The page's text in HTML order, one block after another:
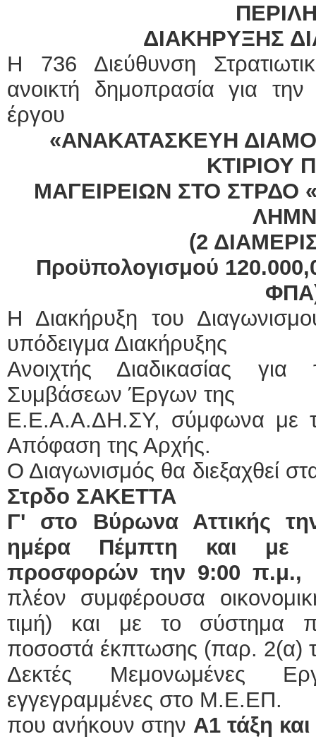
ΔΙΑΚΗΡΥΞΗΣ
Η 736 Διεύθυνση
ανοικτή δημοπρασία για
έργου
«ANAΚΑΤΑΣΚΕΥΗ
ΚΤΙΡΙΟΥ
ΜΑΓΕΙΡΕΙΩΝ ΣΤΟ ΣΤΡΔΟ
(2
Προϋπολογισμού
Η Διακήρυξη του
υπόδειγμα Διακήρυξης
Ανοιχτής Διαδικασίας
Συμβάσεων Έργων της
Ε.Ε.Α.Α.ΔΗ.ΣΥ, σύμφωνα με
Απόφαση της Αρχής.
Ο Διαγωνισμός θα διεξαχθεί
Στρδο ΣΑΚΕΤΤΑ
Γ' στο Βύρωνα Αττικής
ημέρα Πέμπτη και με
προσφορών την 9:00 π.μ.,
πλέον συμφέρουσα
τιμή) και με το σύστημα
ποσοστά έκπτωσης (παρ. 2(α)
Δεκτές Μεμονωμένες
εγγεγραμμένες στο Μ.Ε.ΕΠ.
που ανήκουν στην Α1 τάξη